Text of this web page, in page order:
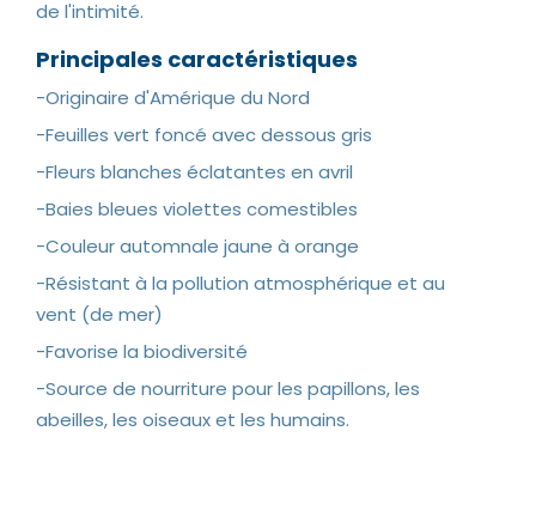
de l'intimité.
Principales caractéristiques
-Originaire d'Amérique du Nord
-Feuilles vert foncé avec dessous gris
-Fleurs blanches éclatantes en avril
-Baies bleues violettes comestibles
-Couleur automnale jaune à orange
-Résistant à la pollution atmosphérique et au
vent (de mer)
-Favorise la biodiversité
-Source de nourriture pour les papillons, les
abeilles, les oiseaux et les humains.